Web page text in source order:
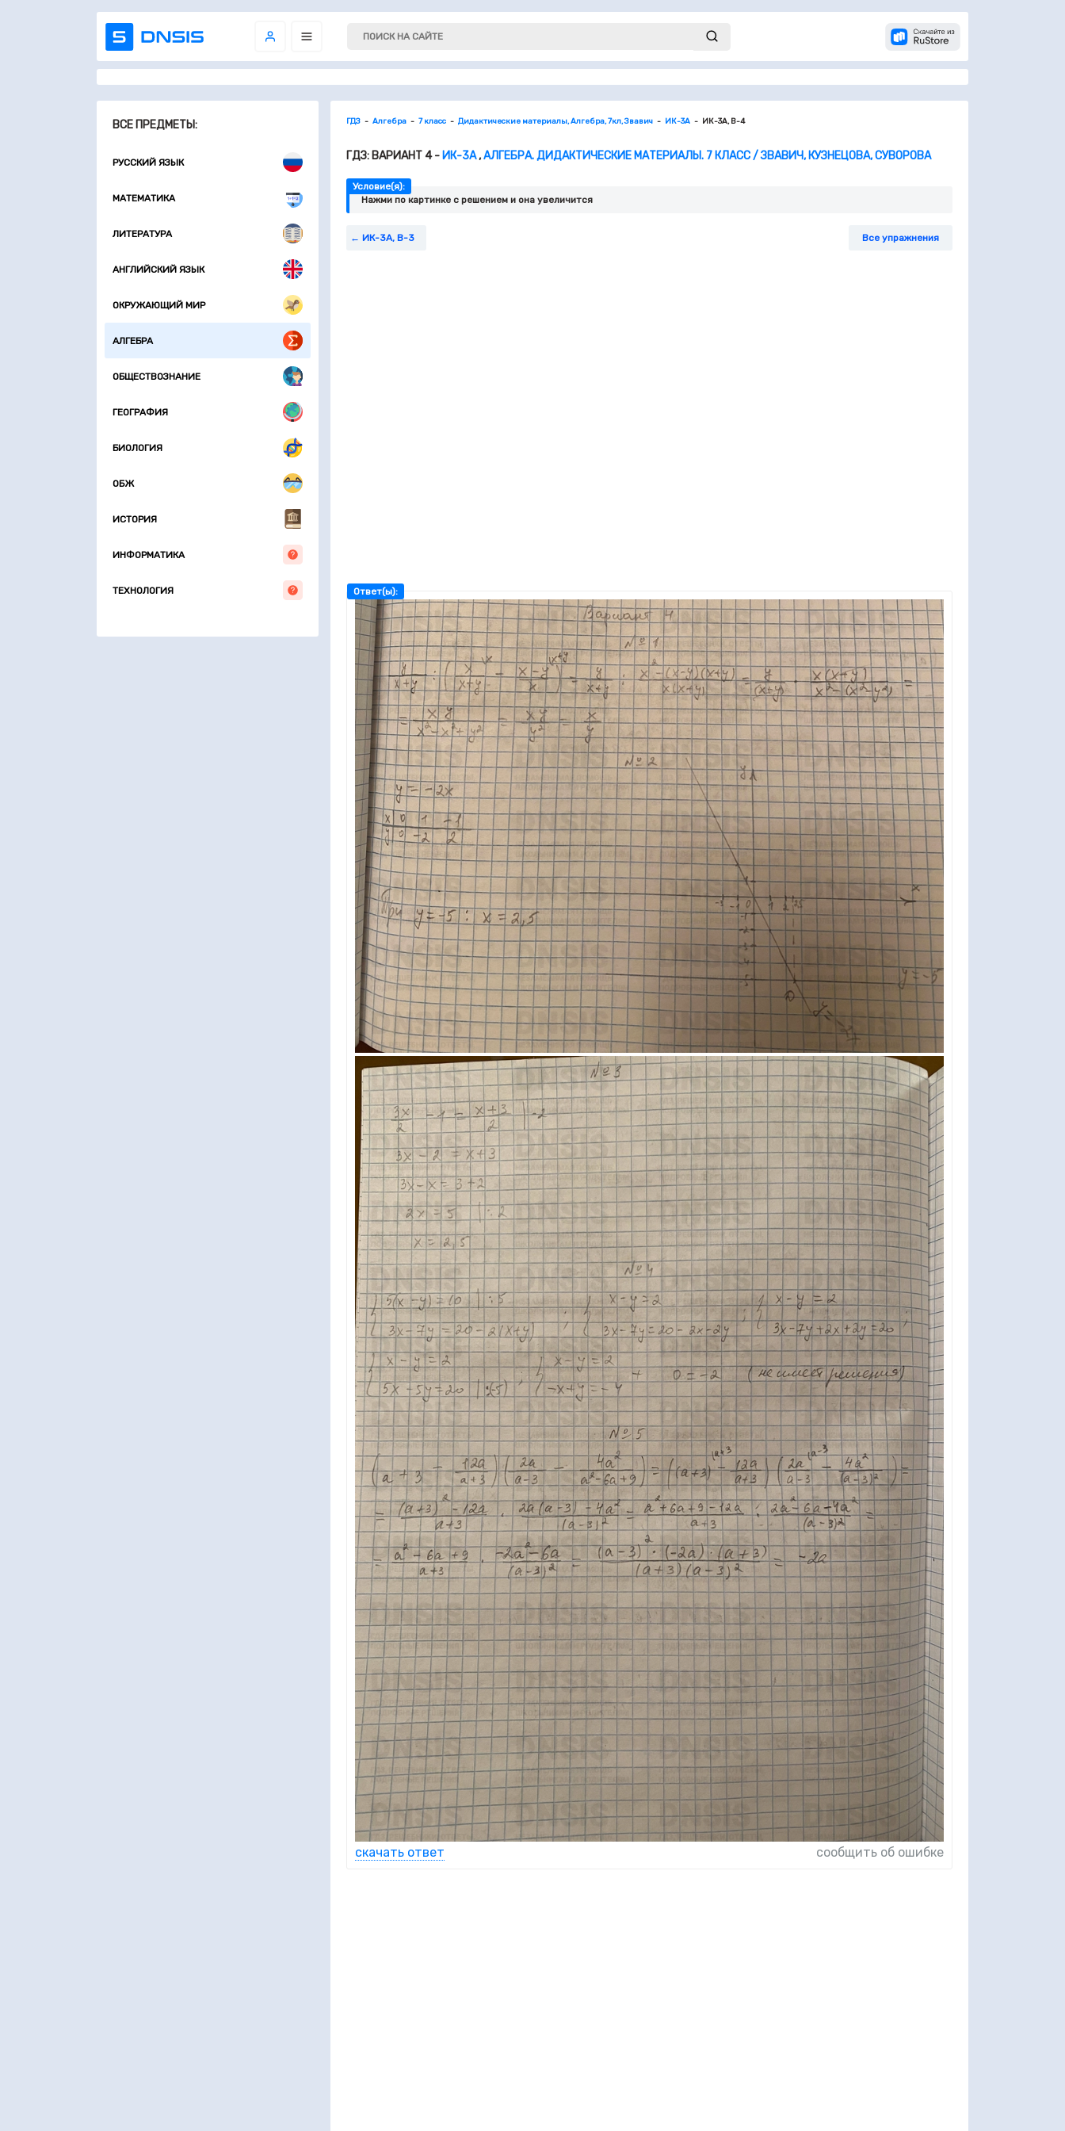
ВСЕ ПРЕДМЕТЫ:
РУССКИЙ ЯЗЫК
МАТЕМАТИКА
ЛИТЕРАТУРА
АНГЛИЙСКИЙ ЯЗЫК
ОКРУЖАЮЩИЙ МИР
АЛГЕБРА
ОБЩЕСТВОЗНАНИЕ
ГЕОГРАФИЯ
БИОЛОГИЯ
ОБЖ
ИСТОРИЯ
ИНФОРМАТИКА
ТЕХНОЛОГИЯ
ГДЗ Алгебра 7 класс Дидактические материалы, Алгебра, 7кл, Звавич ИК-3А ИК-3А, В-4
ГДЗ: ВАРИАНТ 4 - ИК-3А,АЛГЕБРА. ДИДАКТИЧЕСКИЕ МАТЕРИАЛЫ. 7 КЛАСС / ЗВАВИЧ, КУЗНЕЦОВА, СУВОРОВА
Условие(я):
Нажми по картинке c решением и она увеличится
ИК-3А, В-3 Все упражнения
Ответ(ы):
скачать ответ сообщить об ошибке